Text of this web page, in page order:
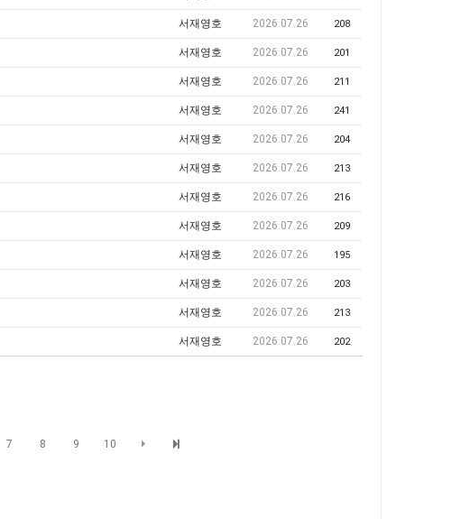
서재영호 2026.07.26 208
서재영호 2026.07.26 201
서재영호 2026.07.26 211
서재영호 2026.07.26 241
서재영호 2026.07.26 204
서재영호 2026.07.26 213
서재영호 2026.07.26 216
서재영호 2026.07.26 209
서재영호 2026.07.26 195
서재영호 2026.07.26 203
서재영호 2026.07.26 213
서재영호 2026.07.26 202
7 8 9 10